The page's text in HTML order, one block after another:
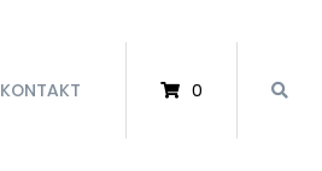
KONTAKT 0